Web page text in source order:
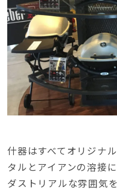
什器はすべてオリジナ
タルとアイアンの溶接
ダストリアルな雰囲気を